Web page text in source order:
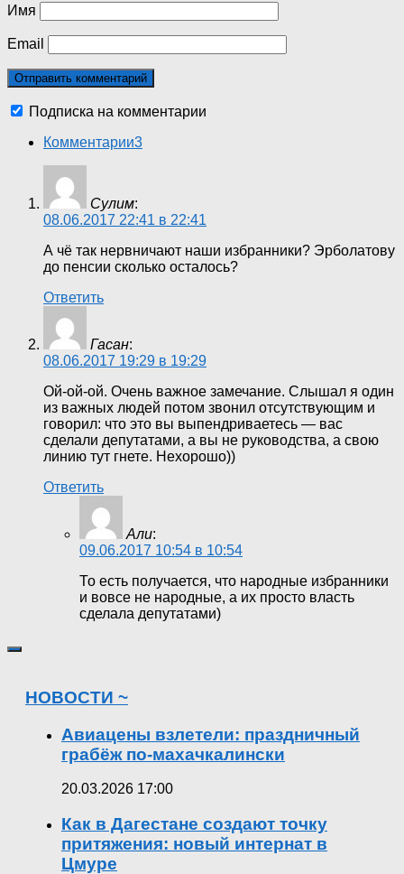
Имя
Email
Подписка на комментарии
Комментарии3
Сулим:
08.06.2017 22:41 в 22:41
А чё так нервничают наши избранники? Эрболатову
до пенсии сколько осталось?
Ответить
Гасан:
08.06.2017 19:29 в 19:29
Ой-ой-ой. Очень важное замечание. Слышал я один
из важных людей потом звонил отсутствующим и
говорил: что это вы выпендриваетесь — вас
сделали депутатами, а вы не руководства, а свою
линию тут гнете. Нехорошо))
Ответить
Али:
09.06.2017 10:54 в 10:54
То есть получается, что народные избранники
и вовсе не народные, а их просто власть
сделала депутатами)
НОВОСТИ ~
Авиацены взлетели: праздничный
грабёж по-махачкалински
20.03.2026 17:00
Как в Дагестане создают точку
притяжения: новый интернат в
Цмуре